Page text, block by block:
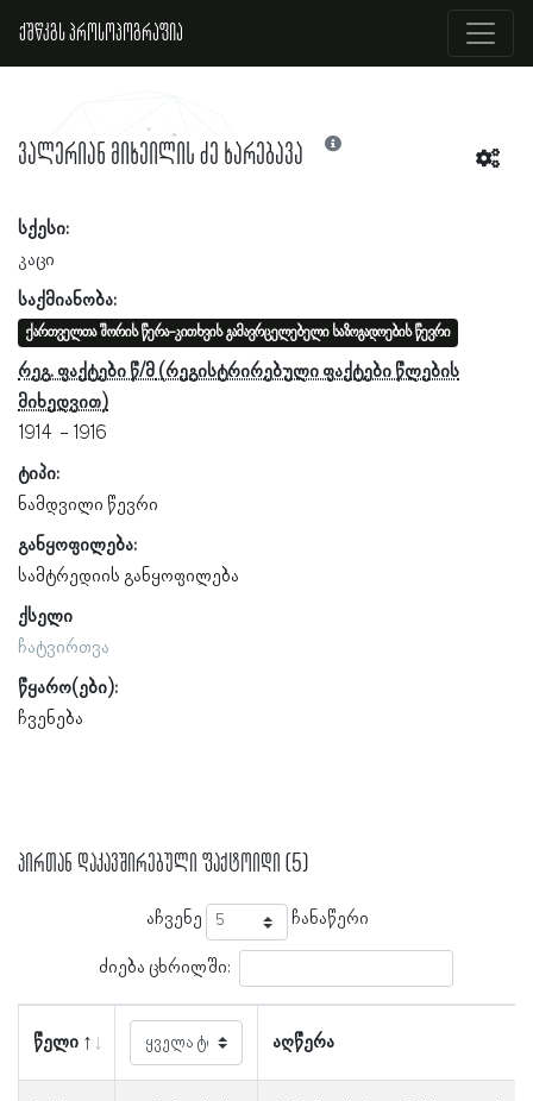
ქშწკგს პროსოპოგრაფია
ვალერიან მიხეილის ძე ხარებავა
სქესი:
კაცი
საქმიანობა:
ქართველთა შორის წერა-კითხვის გამავრცელებელი საზოგადოების წევრი
რეგ. ფაქტები წ/მ
1914
1916
ტიპი:
ნამდვილი წევრი
განყოფილება:
სამტრედიის განყოფილება
ქსელი
ჩატვირთვა
წყარო(ები):
ჩვენება
პირთან დაკავშირებული ფაქტოიდი (5)
აჩვენე ჩანაწერი
ძიება ცხრილში:
წელი აღწერა